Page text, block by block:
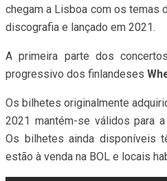
chegam a Lisboa com os temas
discografia e lançado em 2021.
A primeira parte dos
progressivo dos finlandeses
Os bilhetes originalmente
2021 mantém-se válidos para
Os bilhetes ainda disponíveis
estão à venda na BOL e locais